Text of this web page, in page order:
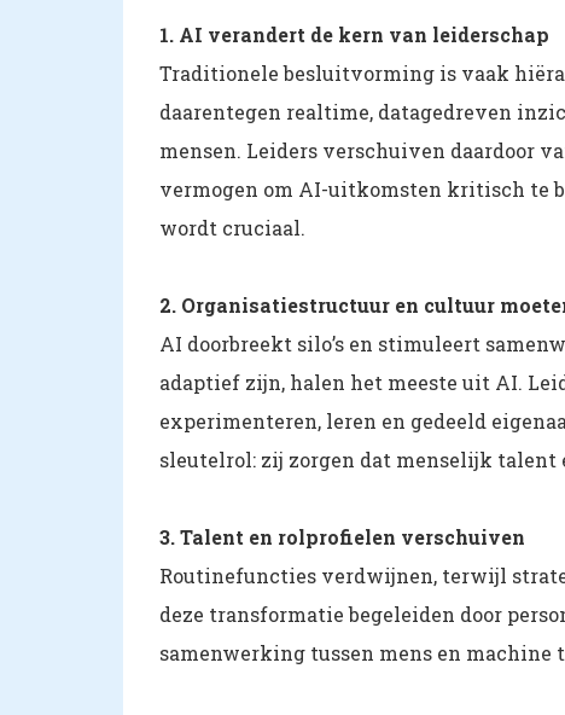
1. AI verandert de kern van leiderschap
Traditionele besluitvorming is vaak
daarentegen realtime, datagedreven
mensen. Leiders verschuiven daardoor
vermogen om AI-uitkomsten kritisch te
wordt cruciaal.
2. Organisatiestructuur en cultuur
AI doorbreekt silo’s en stimuleert
adaptief zijn, halen het meeste uit AI.
experimenteren, leren en gedeeld
sleutelrol: zij zorgen dat menselijk talent
3. Talent en rolprofielen verschuiven
Routinefuncties verdwijnen, terwijl
deze transformatie begeleiden door
samenwerking tussen mens en machine